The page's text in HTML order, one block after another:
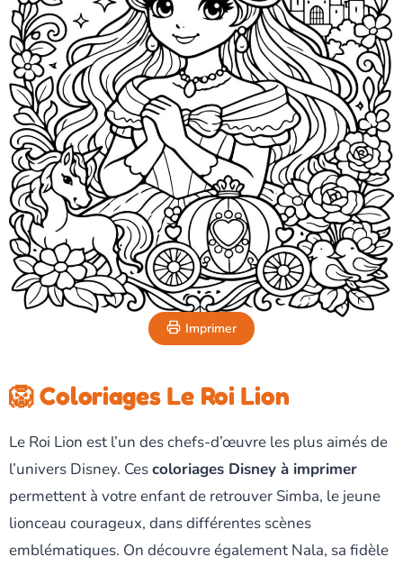
Imprimer
🦁 Coloriages Le Roi Lion
Le Roi Lion est l’un des chefs-d’œuvre les plus aimés de
l’univers Disney. Cescoloriages Disney à imprimer
permettent à votre enfant de retrouver Simba, le jeune
lionceau courageux, dans différentes scènes
emblématiques. On découvre également Nala, sa fidèle